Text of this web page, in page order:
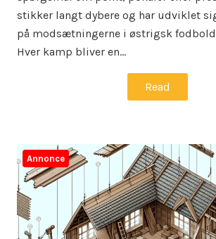
stikker langt dybere og har udviklet
på modsætningerne i østrigsk
Hver kamp bliver en…
Read
Annonce